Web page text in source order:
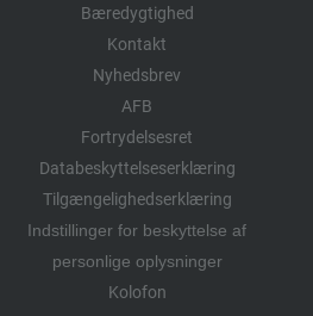
Bæredygtighed
Kontakt
Nyhedsbrev
AFB
Fortrydelsesret
Databeskyttelseserklæring
Tilgængelighedserklæring
Indstillinger for beskyttelse af
personlige oplysninger
Kolofon